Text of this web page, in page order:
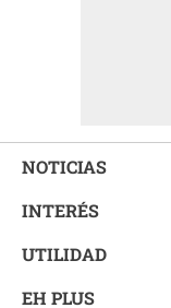
NOTICIAS
INTERÉS
UTILIDAD
EH PLUS